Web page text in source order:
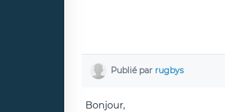
Publié par rugbys
Bonjour,